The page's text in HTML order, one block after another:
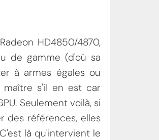
HD4850/4870,
de gamme (d'où sa
à armes égales ou
maître s'il en est car
Seulement voilà, si
des références, elles
là qu'intervient le